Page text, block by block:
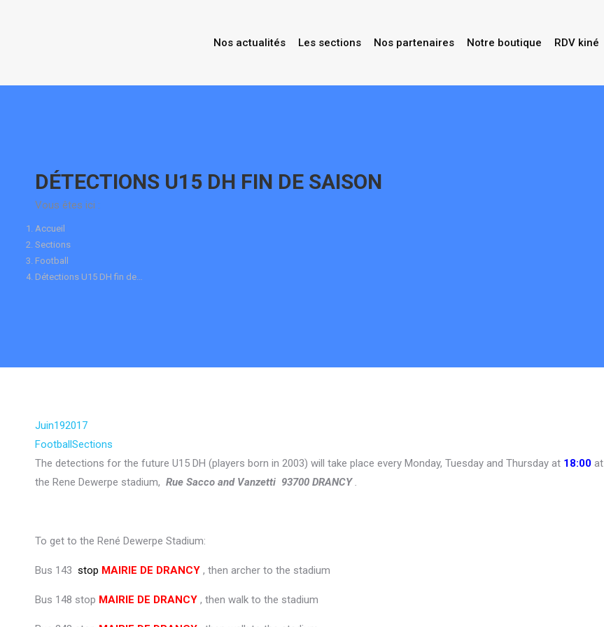
Nos actualités Les sections Nos partenaires Notre boutique RDV kiné
DÉTECTIONS U15 DH FIN DE SAISON
Vous êtes ici :
Accueil
Sections
Football
Détections U15 DH fin de…
Juin192017
FootballSections
The detections for the future U15 DH (players born in 2003) will take place every Monday, Tuesday and Thursday at 18:00 at
the Rene Dewerpe stadium, Rue Sacco and Vanzetti 93700 DRANCY.
To get to the René Dewerpe Stadium:
Bus 143 stop MAIRIE DE DRANCY , then archer to the stadium
Bus 148 stop MAIRIE DE DRANCY , then walk to the stadium